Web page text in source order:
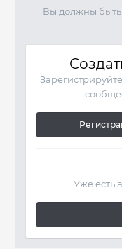
Вы должны быть
Уже есть